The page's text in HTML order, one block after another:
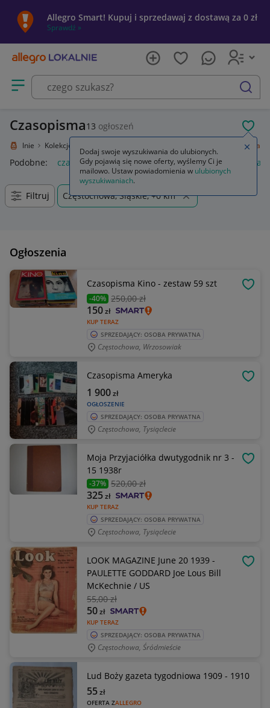
Allegro Smart! Kupuj i sprzedawaj z dostawą za 0 zł
Sprawdź »
Otwórz menu z kategoriami
szukaj
Czasopisma13 ogłoszeń
Lokalnie Kolekcje i sztuka Czasopisma
Podobne: czasopisma czasopisma erotyczne popcorn
Filtruj Częstochowa, Śląskie, +0 km
Ogłoszenia
Czasopisma Kino - zestaw 59 szt
-40% 250,00 zł
KUP TERAZ
150zł
SPRZEDAJĄCY: OSOBA PRYWATNA
Częstochowa, Wrzosowiak
Czasopisma Ameryka
OGŁOSZENIE
1 900zł
SPRZEDAJĄCY: OSOBA PRYWATNA
Częstochowa, Tysiąclecie
Moja Przyjaciółka dwutygodnik nr 3 -
15 1938r
-37% 520,00 zł
KUP TERAZ
325zł
SPRZEDAJĄCY: OSOBA PRYWATNA
Częstochowa, Tysiąclecie
LOOK MAGAZINE June 20 1939 -
PAULETTE GODDARD Joe Lous Bill
McKechnie / US
55,00 zł
KUP TERAZ
50zł
SPRZEDAJĄCY: OSOBA PRYWATNA
Częstochowa, Śródmieście
Lud Boży gazeta tygodniowa 1909 - 1910
OFERTA ZALLEGRO
55zł
Dodaj swoje wyszukiwania do ulubionych.
Gdy pojawią się nowe oferty, wyślemy Ci je
mailowo. Ustaw powiadomienia w ulubionych
wyszukiwaniach.